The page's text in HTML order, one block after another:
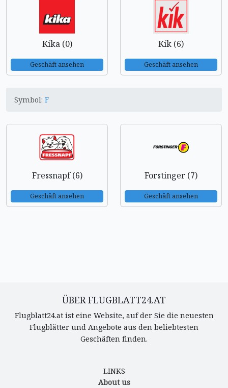
Kika (0)
Geschäft ansehen
Kik (6)
Geschäft ansehen
Symbol: F
Fressnapf (6)
Geschäft ansehen
Forstinger (7)
Geschäft ansehen
ÜBER FLUGBLATT24.AT
Flugblatt24.at ist eine Website, auf der Sie die neuesten
Flugblätter und Angebote aus den beliebtesten
Geschäften finden.
LINKS
About us